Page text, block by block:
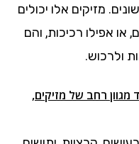
מזיקים אלו יכולים
או אפילו רכיכות, והם
ולרכוש.
רחב של מזיקים,